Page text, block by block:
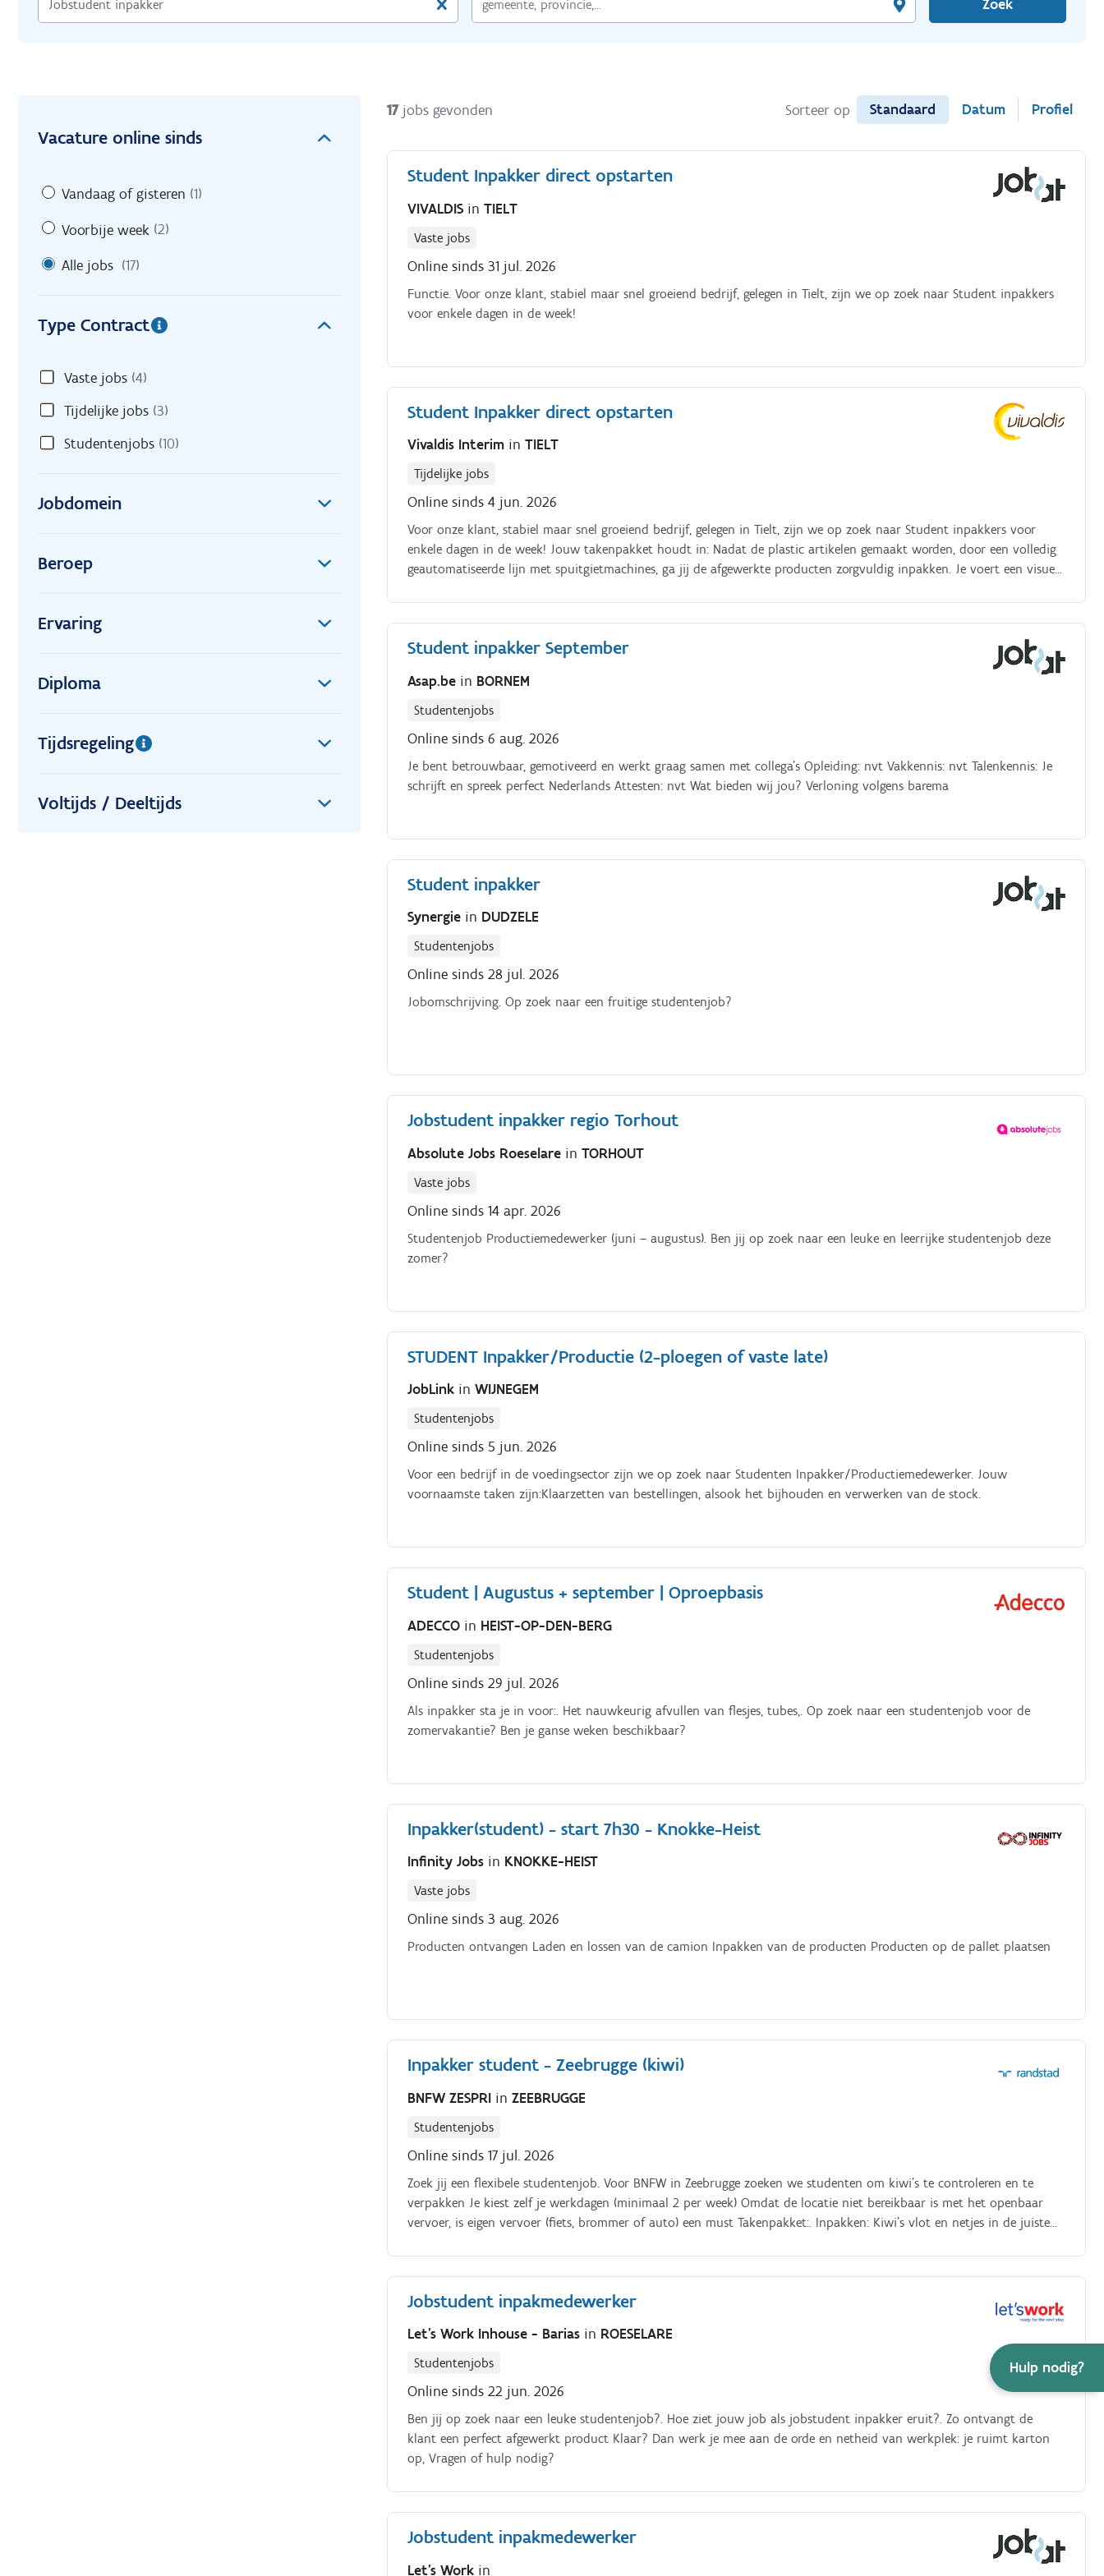
Hulp nodig?
Zoek
Vacature online sinds
Vandaag of gisteren (1)
Voorbije week (2)
Alle jobs (17)
Type Contract
Vaste jobs (4)
Tijdelijke jobs (3)
Studentenjobs (10)
Jobdomein
Beroep
Ervaring
Diploma
Tijdsregeling
Voltijds / Deeltijds
17 jobs gevonden Sorteer op Standaard Datum Profiel
Student Inpakker direct opstarten
VIVALDIS inTIELT
Vaste jobs
Online sinds 31 jul. 2026
Functie. Voor onze klant, stabiel maar snel groeiend bedrijf, gelegen in Tielt, zijn we op zoek naar Student inpakkers
voor enkele dagen in de week!
Student Inpakker direct opstarten
Vivaldis Interim inTIELT
Tijdelijke jobs
Online sinds 4 jun. 2026
Voor onze klant, stabiel maar snel groeiend bedrijf, gelegen in Tielt, zijn we op zoek naar Student inpakkers voor
enkele dagen in de week! Jouw takenpakket houdt in: Nadat de plastic artikelen gemaakt worden, door een volledig
geautomatiseerde lijn met spuitgietmachines, ga jij de afgewerkte producten zorgvuldig inpakken. Je voert een visuele
leidinggevende.
Student inpakker September
Asap.be in BORNEM
Studentenjobs
Online sinds 6 aug. 2026
Je bent betrouwbaar, gemotiveerd en werkt graag samen met collega's Opleiding: nvt Vakkennis: nvt Talenkennis: Je
schrijft en spreek perfect Nederlands Attesten: nvt Wat bieden wij jou? Verloning volgens barema
Student inpakker
Synergie in DUDZELE
Studentenjobs
Online sinds 28 jul. 2026
Jobomschrijving. Op zoek naar een fruitige studentenjob?
Jobstudent inpakker regio Torhout
Absolute Jobs Roeselare inTORHOUT
Vaste jobs
Online sinds 14 apr. 2026
Studentenjob Productiemedewerker (juni – augustus). Ben jij op zoek naar een leuke en leerrijke studentenjob deze
zomer?
STUDENT Inpakker/Productie (2-ploegen of vaste late)
JobLink inWIJNEGEM
Studentenjobs
Online sinds 5 jun. 2026
Voor een bedrijf in de voedingsector zijn we op zoek naar Studenten Inpakker/Productiemedewerker. Jouw
voornaamste taken zijn:Klaarzetten van bestellingen, alsook het bijhouden en verwerken van de stock.
Student | Augustus + september | Oproepbasis
ADECCO in HEIST-OP-DEN-BERG
Studentenjobs
Online sinds 29 jul. 2026
Als inpakker sta je in voor:. Het nauwkeurig afvullen van flesjes, tubes,. Op zoek naar een studentenjob voor de
zomervakantie? Ben je ganse weken beschikbaar?
Inpakker(student) - start 7h30 - Knokke-Heist
Infinity Jobs in KNOKKE-HEIST
Vaste jobs
Online sinds 3 aug. 2026
Producten ontvangen Laden en lossen van de camion Inpakken van de producten Producten op de pallet plaatsen
Inpakker student - Zeebrugge (kiwi)
BNFW ZESPRI inZEEBRUGGE
Studentenjobs
Online sinds 17 jul. 2026
Zoek jij een flexibele studentenjob. Voor BNFW in Zeebrugge zoeken we studenten om kiwi's te controleren en te
verpakken Je kiest zelf je werkdagen (minimaal 2 per week) Omdat de locatie niet bereikbaar is met het openbaar
vervoer, is eigen vervoer (fiets, brommer of auto) een must Takenpakket:. Inpakken: Kiwi's vlot en netjes in de juiste
de inpaklijn op tijd aanvullen Interesse? Bel direct naar 09 218 79 38 of mail je cv naar talentcenter42@randstad.be.
Jobstudent inpakmedewerker
Let's Work Inhouse - Barias in ROESELARE
Studentenjobs
Online sinds 22 jun. 2026
Ben jij op zoek naar een leuke studentenjob?. Hoe ziet jouw job als jobstudent inpakker eruit?. Zo ontvangt de
klant een perfect afgewerkt product Klaar? Dan werk je mee aan de orde en netheid van werkplek: je ruimt karton
op, Vragen of hulp nodig?
Jobstudent inpakmedewerker
Let's Work in